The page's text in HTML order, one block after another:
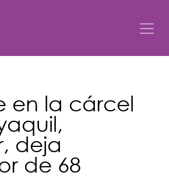
en la cárcel
deja
de 68